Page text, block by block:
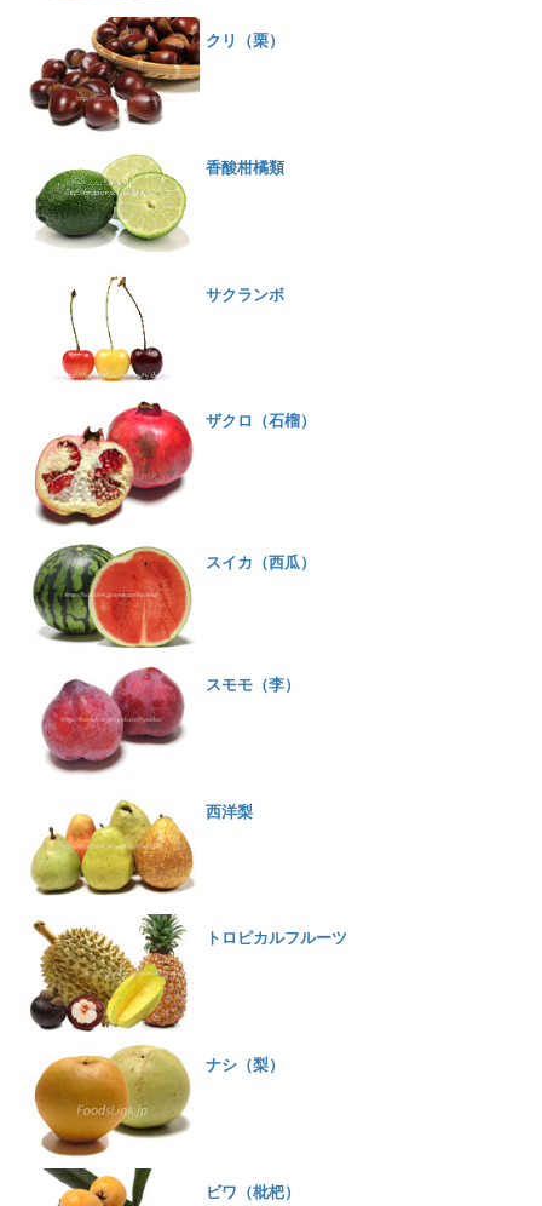
クリ（栗）
香酸柑橘類
サクランボ
ザクロ（石榴）
スイカ（西瓜）
スモモ（李）
西洋梨
トロピカルフルーツ
ナシ（梨）
ビワ（枇杷）